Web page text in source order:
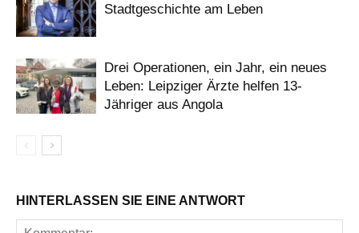
Stadtgeschichte am Leben
Drei Operationen, ein Jahr, ein neues
Leben: Leipziger Ärzte helfen 13-
Jähriger aus Angola
HINTERLASSEN SIE EINE ANTWORT